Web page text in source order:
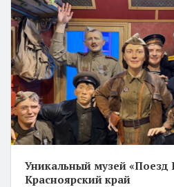
Уникальный музей «Поезд
Красноярский край